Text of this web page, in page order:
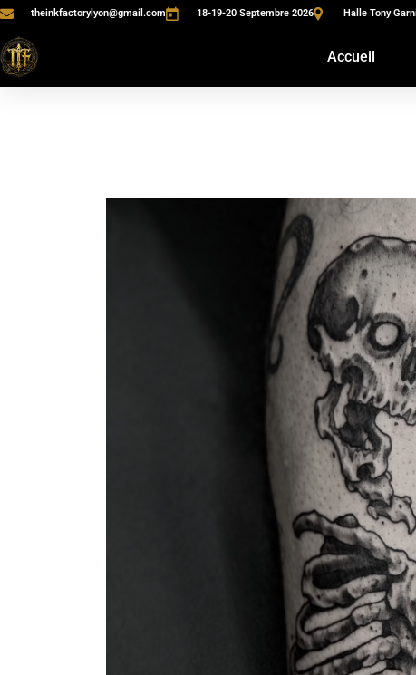
theinkfactorylyon@gmail.com 18-19-20 Septembre 2026 Halle Tony
Accueil